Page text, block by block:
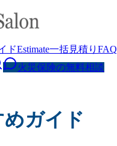
ドEstimate一括見積り FAQ
火災保険の無料相談
ガイド